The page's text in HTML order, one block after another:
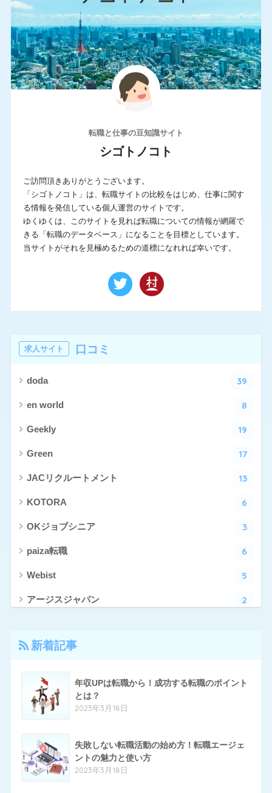
条件
IT系に強い サポートが手厚い
シニア求人が豊富 スカウトサービス
年収UP率が高い 未経験に強い
海外の求人もあり 満足度が高い
非公開求人が豊富
この条件で求人サイトを検索
転職と仕事の豆知識サイト
シゴトノコト
ご訪問頂きありがとうございます。
「シゴトノコト」は、転職サイトの比較をはじめ、仕事に関す
る情報を発信している個人運営のサイトです。
ゆくゆくは、このサイトを見れば転職についての情報が網羅で
きる「転職のデータベース」になることを目標としています。
当サイトがそれを見極めるための道標になれれば幸いです。
求人サイト 口コミ
doda 39
en world 8
Geekly 19
Green 17
JACリクルートメント 13
KOTORA 6
OKジョブシニア 3
paiza転職 6
Webist 5
アージスジャパン 2
エン転職
とらばーゆ
はたらいく 14
ハタラクティブ
新着記事
年収UPは転職から！成功する転職のポイント
とは？
2023年3月18日
失敗しない転職活動の始め方！転職エージェ
ントの魅力と使い方
2023年3月18日